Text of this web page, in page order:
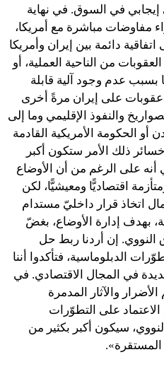
إيجابي في السوق. في نهاية
مفاوضات مباشرة مع أمريكا،
دائمة بين إيران وأمريكا
من الناحية العملية، أو
بسبب عدم وجود آلية قابلة
على إيران مرةً أخرى
والنفوذ الإقليمي وما إلى
الحكومة الأمريكية القادمة
ذلك الأمر ستكون أكبر
أنه على الرغم من أن الأوضاع
اقتصاديًّا ومعيشيًّا، لكن
اتخاذ قرار داخليّ مستدام
بهدف إدارة الأوضاع، بغضّ
النووي. إن أردنا ربط حل
الدبلوماسية، فتأكدوا أننا
في المجال الاقتصادي. في
والآثار المدمرة
الاعتماد على التطوّرات
سيكون أكبر بكثير من
المستقرة».